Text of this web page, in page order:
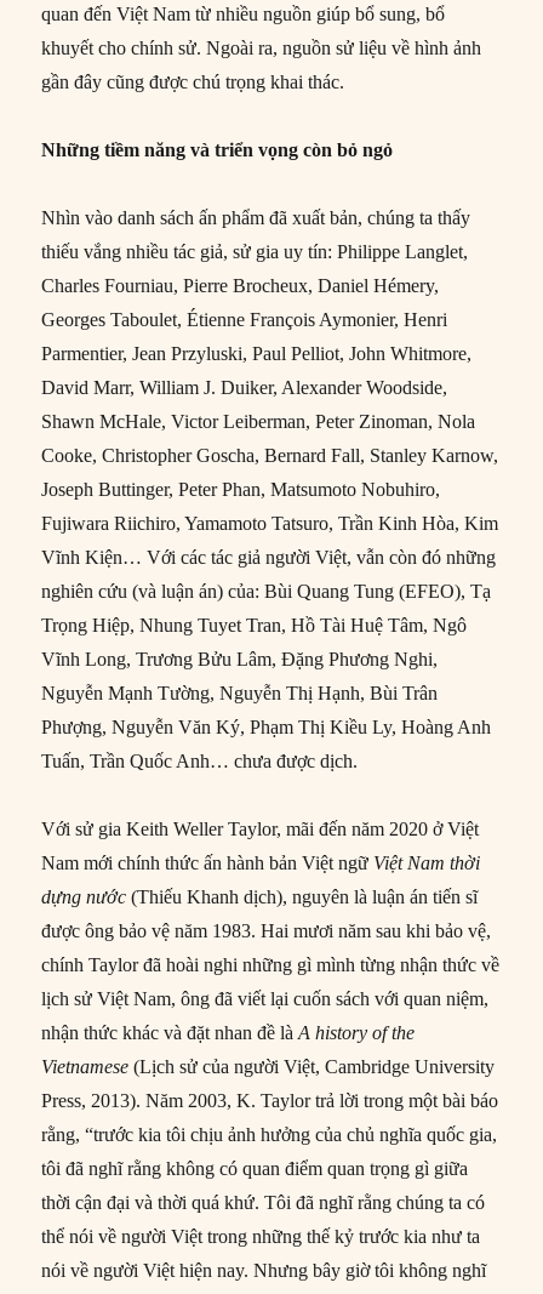
quan đến Việt Nam từ nhiều nguồn giúp bổ sung, bổ
khuyết cho chính sử. Ngoài ra, nguồn sử liệu về hình ảnh
gần đây cũng được chú trọng khai thác.
Những tiềm năng và triển vọng còn bỏ ngỏ
Nhìn vào danh sách ấn phẩm đã xuất bản, chúng ta thấy
thiếu vắng nhiều tác giả, sử gia uy tín: Philippe Langlet,
Charles Fourniau, Pierre Brocheux, Daniel Hémery,
Georges Taboulet, Étienne François Aymonier, Henri
Parmentier, Jean Przyluski, Paul Pelliot, John Whitmore,
David Marr, William J. Duiker, Alexander Woodside,
Shawn McHale, Victor Leiberman, Peter Zinoman, Nola
Cooke, Christopher Goscha, Bernard Fall, Stanley Karnow,
Joseph Buttinger, Peter Phan, Matsumoto Nobuhiro,
Fujiwara Riichiro, Yamamoto Tatsuro, Trần Kinh Hòa, Kim
Vĩnh Kiện… Với các tác giả người Việt, vẫn còn đó những
nghiên cứu (và luận án) của: Bùi Quang Tung (EFEO), Tạ
Trọng Hiệp, Nhung Tuyet Tran, Hồ Tài Huệ Tâm, Ngô
Vĩnh Long, Trương Bửu Lâm, Đặng Phương Nghi,
Nguyễn Mạnh Tường, Nguyễn Thị Hạnh, Bùi Trân
Phượng, Nguyễn Văn Ký, Phạm Thị Kiều Ly, Hoàng Anh
Tuấn, Trần Quốc Anh… chưa được dịch.
Với sử gia Keith Weller Taylor, mãi đến năm 2020 ở Việt
Nam mới chính thức ấn hành bản Việt ngữ Việt Nam thời
dựng nước(Thiếu Khanh dịch), nguyên là luận án tiến sĩ
được ông bảo vệ năm 1983. Hai mươi năm sau khi bảo vệ,
chính Taylor đã hoài nghi những gì mình từng nhận thức về
lịch sử Việt Nam, ông đã viết lại cuốn sách với quan niệm,
nhận thức khác và đặt nhan đề làA history of the
Vietnamese (Lịch sử của người Việt, Cambridge University
Press, 2013). Năm 2003, K. Taylor trả lời trong một bài báo
rằng, “trước kia tôi chịu ảnh hưởng của chủ nghĩa quốc gia,
tôi đã nghĩ rằng không có quan điểm quan trọng gì giữa
thời cận đại và thời quá khứ. Tôi đã nghĩ rằng chúng ta có
thể nói về người Việt trong những thế kỷ trước kia như ta
nói về người Việt hiện nay. Nhưng bây giờ tôi không nghĩ